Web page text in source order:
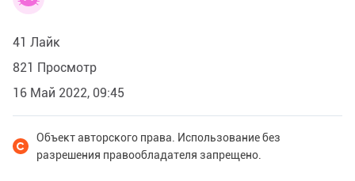
41 Лайк
821 Просмотр
16 Май 2022, 09:45
Объект авторского права. Использование без
разрешения правообладателя запрещено.